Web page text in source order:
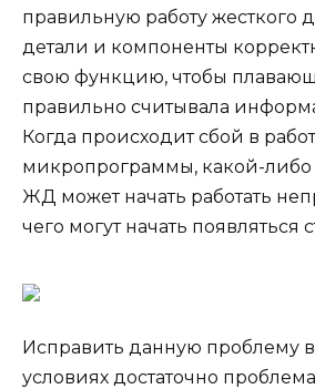
правильную работу жесткого
детали и компоненты
свою функцию, чтобы
правильно считывала
Когда происходит сбой в
микропрограммы, какой-либо
ЖД может начать работать
чего могут начать появляться
Исправить данную проблему
условиях достаточно